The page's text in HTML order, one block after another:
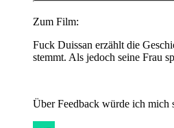
Zum Film:
Fuck Duissan erzählt die
stemmt. Als jedoch seine Frau
Über Feedback würde ich mich